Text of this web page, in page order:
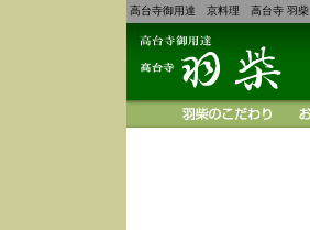
高台寺御用達 京料理 高台寺 羽柴